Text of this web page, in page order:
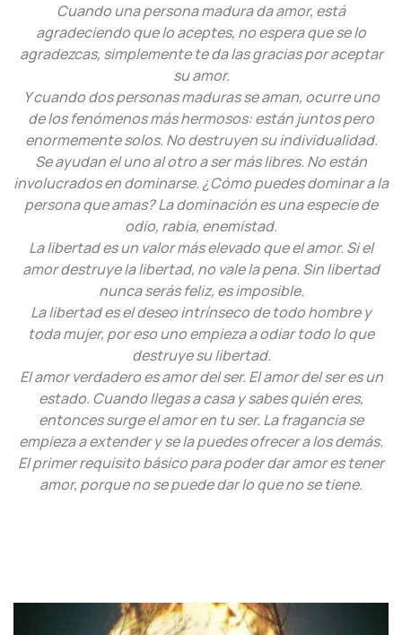
Cuando una persona madura da amor, está
agradeciendo que lo aceptes, no espera que se lo
agradezcas, simplemente te da las gracias por aceptar
su amor.
Y cuando dos personas maduras se aman, ocurre uno
de los fenómenos más hermosos: están juntos pero
enormemente solos. No destruyen su individualidad.
Se ayudan el uno al otro a ser más libres. No están
involucrados en dominarse. ¿Cómo puedes dominar a la
persona que amas? La dominación es una especie de
odio, rabia, enemistad.
La libertad es un valor más elevado que el amor. Si el
amor destruye la libertad, no vale la pena. Sin libertad
nunca serás feliz, es imposible.
La libertad es el deseo intrínseco de todo hombre y
toda mujer, por eso uno empieza a odiar todo lo que
destruye su libertad.
El amor verdadero es amor del ser. El amor del ser es un
estado. Cuando llegas a casa y sabes quién eres,
entonces surge el amor en tu ser. La fragancia se
empieza a extender y se la puedes ofrecer a los demás.
El primer requisito básico para poder dar amor es tener
amor, porque no se puede dar lo que no se tiene.